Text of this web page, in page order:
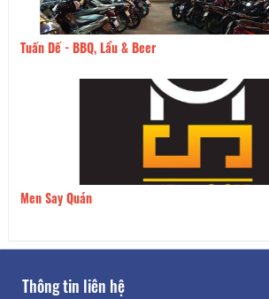
Tuấn Dế - BBQ, Lẩu & Beer
Men Say Quán
Thông tin liên hệ